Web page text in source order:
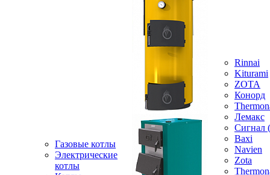
Газовые котлы
Электрические
котлы
Rinnai
Kiturami
ZOTA
Конорд
Лемакс
Baxi
Navien
Zota